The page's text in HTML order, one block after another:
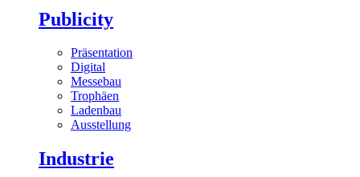
Publicity
Präsentation
Digital
Messebau
Trophäen
Ladenbau
Ausstellung
Industrie